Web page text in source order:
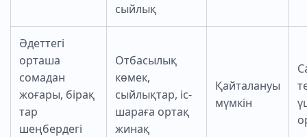
сыйлық
Әдеттегі
орташа
сомадан
жоғары, бірақ
тар
шеңбердегі
Отбасылық
көмек,
сыйлықтар, іс-
шараға ортақ
жинақ
Қайталануы
мүмкін